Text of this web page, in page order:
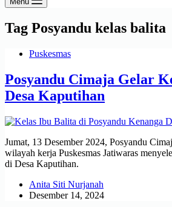
Tag Posyandu kelas balita
Puskesmas
Posyandu Cimaja Gelar
Desa Kaputihan
Jumat, 13 Desember 2024, Posyandu
wilayah kerja Puskesmas Jatiwaras
di Desa Kaputihan.
Anita Siti Nurjanah
Desember 14, 2024